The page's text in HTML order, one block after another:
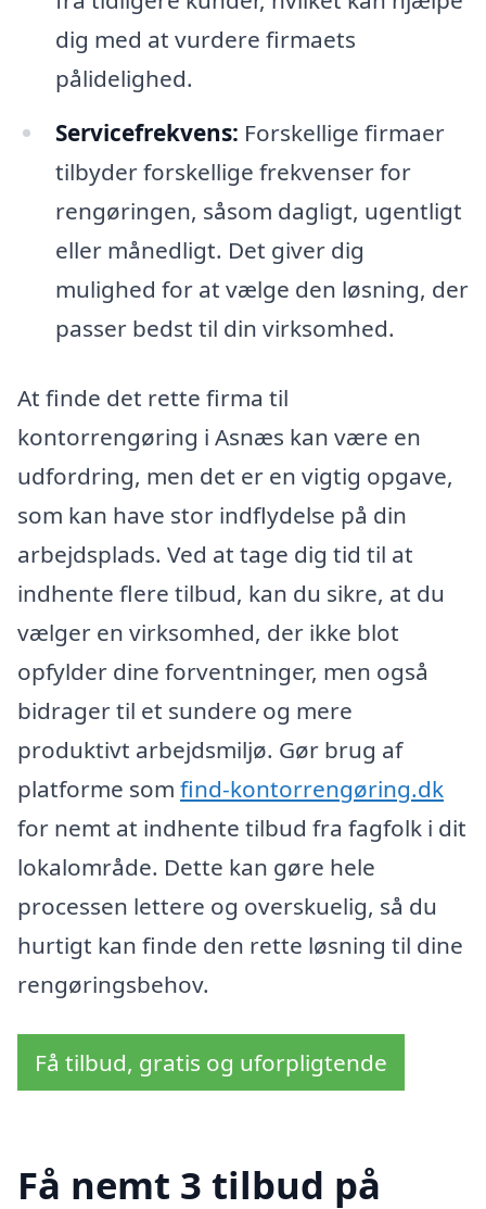
dig med at vurdere firmaets
pålidelighed.
Servicefrekvens: Forskellige firmaer
tilbyder forskellige frekvenser for
rengøringen, såsom dagligt, ugentligt
eller månedligt. Det giver dig
mulighed for at vælge den løsning, der
passer bedst til din virksomhed.
At finde det rette firma til
kontorrengøring i Asnæs kan være en
udfordring, men det er en vigtig opgave,
som kan have stor indflydelse på din
arbejdsplads. Ved at tage dig tid til at
indhente flere tilbud, kan du sikre, at du
vælger en virksomhed, der ikke blot
opfylder dine forventninger, men også
bidrager til et sundere og mere
produktivt arbejdsmiljø. Gør brug af
platforme som find-kontorrengøring.dk
for nemt at indhente tilbud fra fagfolk i dit
lokalområde. Dette kan gøre hele
processen lettere og overskuelig, så du
hurtigt kan finde den rette løsning til dine
rengøringsbehov.
Få tilbud, gratis og uforpligtende
Få nemt 3 tilbud på